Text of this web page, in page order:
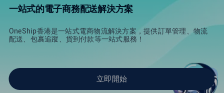
台灣
一站式的電子商務配送解決方案
OneShip香港是一站式電商物流解決方案，提供訂單管理、物流
配送、包裹追蹤、貨到付款等一站式服務！
立即開始